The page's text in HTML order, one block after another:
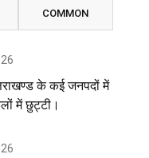
COMMON
के कई जनपदों में
में छुट्टी।